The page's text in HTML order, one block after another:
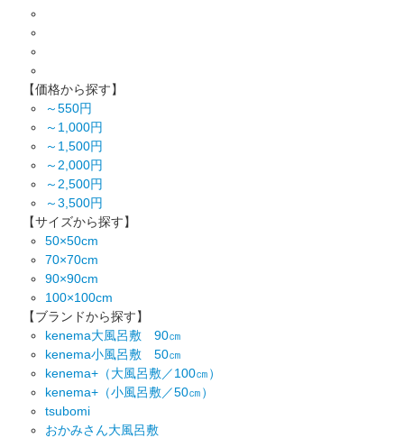
【価格から探す】
～550円
～1,000円
～1,500円
～2,000円
～2,500円
～3,500円
【サイズから探す】
50×50cm
70×70cm
90×90cm
100×100cm
【ブランドから探す】
kenema大風呂敷 90㎝
kenema小風呂敷 50㎝
kenema+（大風呂敷／100㎝）
kenema+（小風呂敷／50㎝）
tsubomi
おかみさん大風呂敷